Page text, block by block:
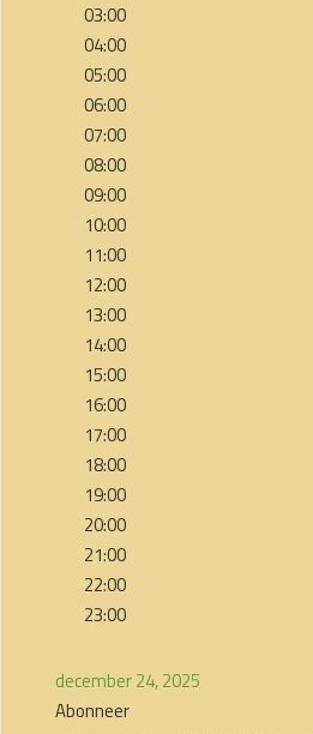
03:00
04:00
05:00
06:00
07:00
08:00
09:00
10:00
11:00
12:00
13:00
14:00
15:00
16:00
17:00
18:00
19:00
20:00
21:00
22:00
23:00
december 24, 2025
Abonneer